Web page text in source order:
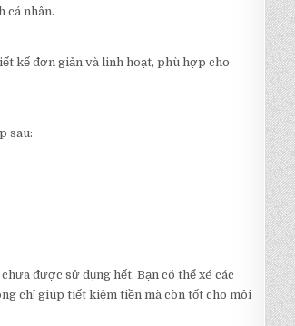
cá nhân.
kế đơn giản và linh hoạt, phù hợp cho
sau:
được sử dụng hết. Bạn có thể xé các
chỉ giúp tiết kiệm tiền mà còn tốt cho môi